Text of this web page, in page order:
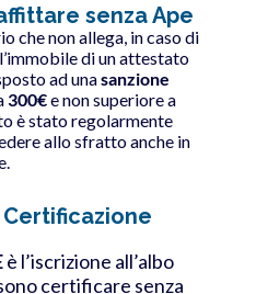
senza Ape
che non allega, in caso di
di un attestato
ad unasanzione
300€e non superiore a
è stato regolarmente
allo sfratto anche in
è l’iscrizione all’albo
certificare senza